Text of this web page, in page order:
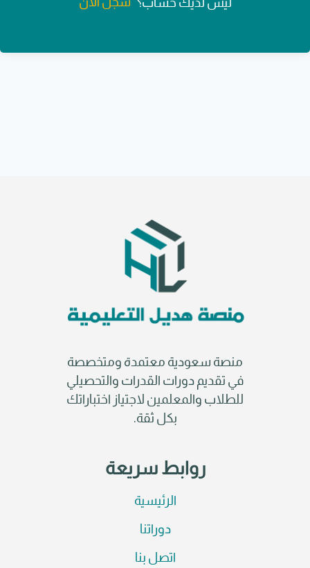
ليس لديك حساب؟ سجل الآن
منصة سعودية معتمدة ومتخصصة
في تقديم دورات القدرات والتحصيلي
للطلاب والمعلمين لاجتياز اختباراتك
بكل ثقة.
روابط سريعة
الرئيسية
دوراتنا
اتصل بنا